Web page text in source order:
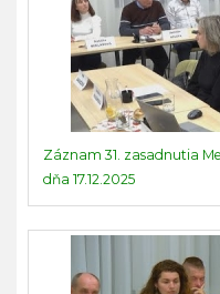
Záznam 31. zasadnutia
dňa 17.12.2025